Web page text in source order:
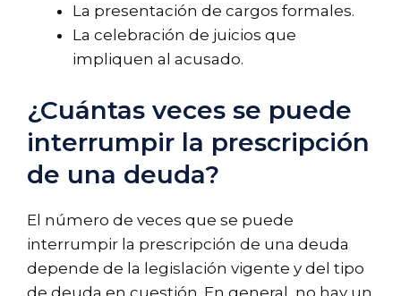
La presentación de cargos formales.
La celebración de juicios que
impliquen al acusado.
¿Cuántas veces se puede
interrumpir la prescripción
de una deuda?
El número de veces que se puede
interrumpir la prescripción de una deuda
depende de la legislación vigente y del tipo